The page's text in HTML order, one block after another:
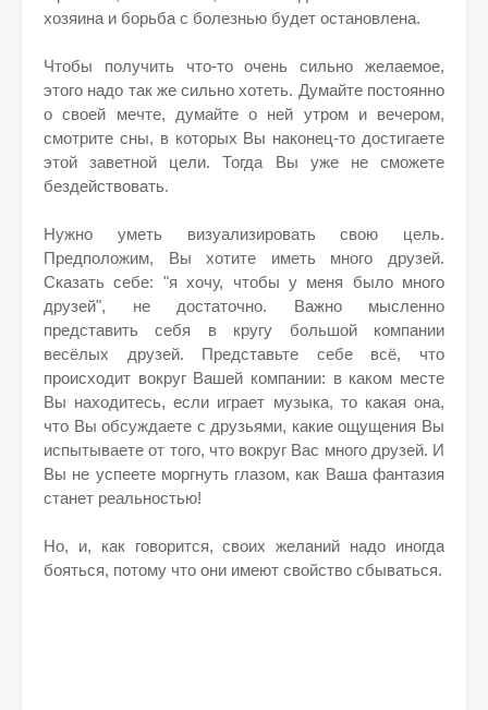
хозяина и борьба с болезнью будет остановлена.
Чтобы получить что-то очень сильно желаемое,
этого надо так же сильно хотеть. Думайте постоянно
о своей мечте, думайте о ней утром и вечером,
смотрите сны, в которых Вы наконец-то достигаете
этой заветной цели. Тогда Вы уже не сможете
бездействовать.
Нужно уметь визуализировать свою цель.
Предположим, Вы хотите иметь много друзей.
Сказать себе: "я хочу, чтобы у меня было много
друзей", не достаточно. Важно мысленно
представить себя в кругу большой компании
весёлых друзей. Представьте себе всё, что
происходит вокруг Вашей компании: в каком месте
Вы находитесь, если играет музыка, то какая она,
что Вы обсуждаете с друзьями, какие ощущения Вы
испытываете от того, что вокруг Вас много друзей. И
Вы не успеете моргнуть глазом, как Ваша фантазия
станет реальностью!
Но, и, как говорится, своих желаний надо иногда
бояться, потому что они имеют свойство сбываться.